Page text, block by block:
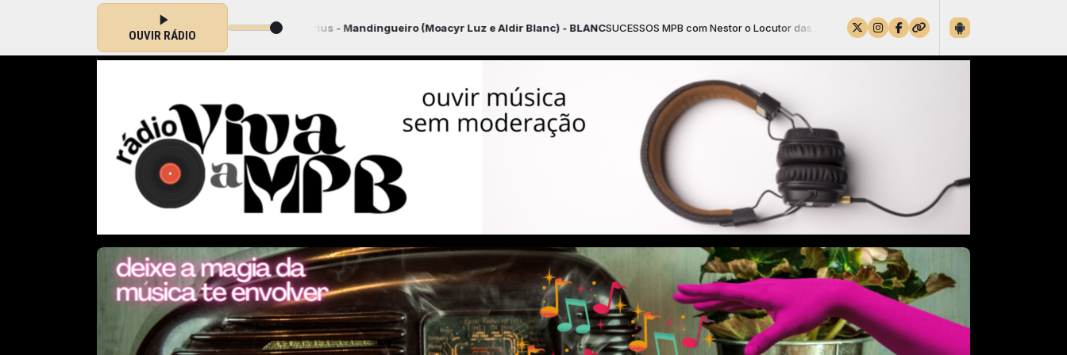
OUVIR RÁDIO
Tocando agora: Ordinarius - Mandingueiro (Moacyr Luz e Aldir Blanc) - BLANCSUCESSOS MPB com Nestor o Locutor das 20:00 às 00:00 -Tocando agora: Ordinarius - Mandingueiro